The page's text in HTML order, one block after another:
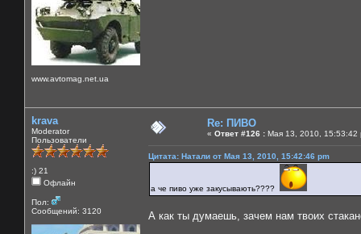
www.avtomag.net.ua
krava
Moderator
Пользователи
:) 21
Офлайн
Пол:
Сообщений: 3120
Re: ПИВО
« Ответ #126 : Мая 13, 2010, 15:53:42
Цитата: Натали от Мая 13, 2010, 15:42:46 pm
а че пиво уже закусывають????
А как ты думаешь, зачем нам твоих